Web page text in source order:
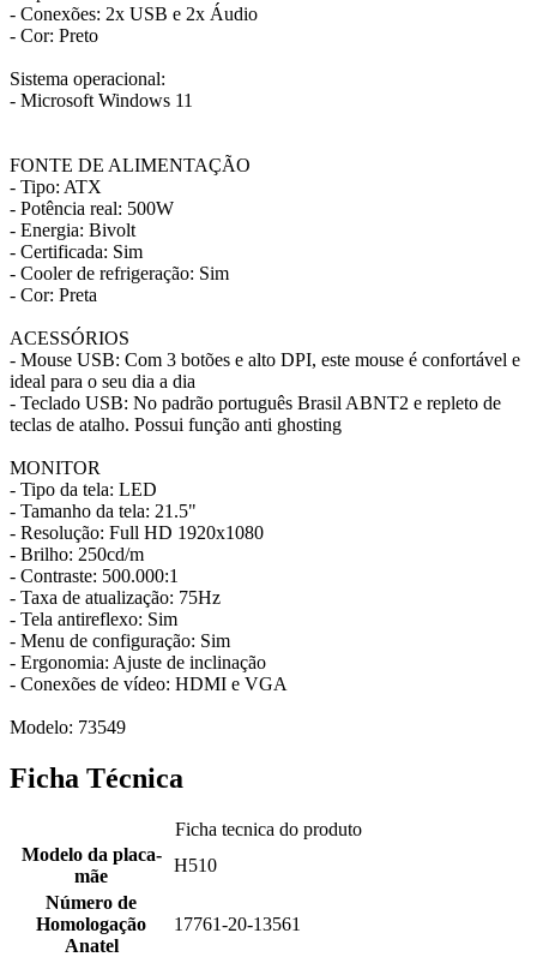
- Conexões: 2x USB e 2x Áudio
- Cor: Preto
Sistema operacional:
- Microsoft Windows 11
FONTE DE ALIMENTAÇÃO
- Tipo: ATX
- Potência real: 500W
- Energia: Bivolt
- Certificada: Sim
- Cooler de refrigeração: Sim
- Cor: Preta
ACESSÓRIOS
- Mouse USB: Com 3 botões e alto DPI, este mouse é confortável e
ideal para o seu dia a dia
- Teclado USB: No padrão português Brasil ABNT2 e repleto de
teclas de atalho. Possui função anti ghosting
MONITOR
- Tipo da tela: LED
- Tamanho da tela: 21.5"
- Resolução: Full HD 1920x1080
- Brilho: 250cd/m
- Contraste: 500.000:1
- Taxa de atualização: 75Hz
- Tela antireflexo: Sim
- Menu de configuração: Sim
- Ergonomia: Ajuste de inclinação
- Conexões de vídeo: HDMI e VGA
Modelo: 73549
Ficha Técnica
Ficha tecnica do produto
Modelo da placa-
mãe
H510
Número de
Homologação
Anatel
17761-20-13561